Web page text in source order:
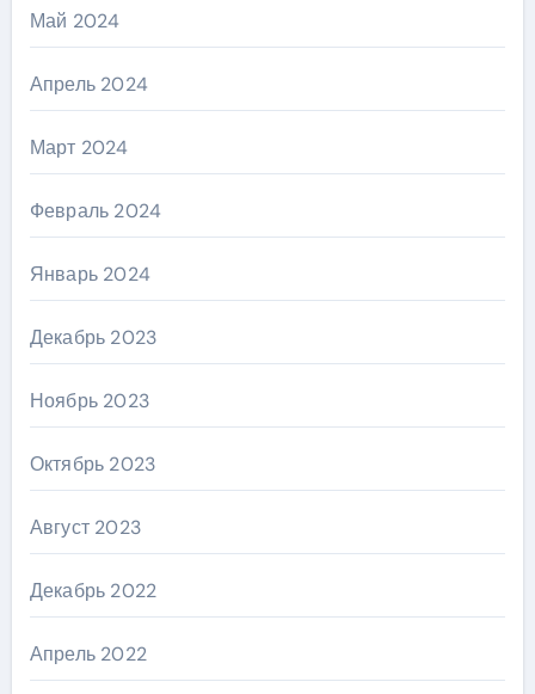
Май 2024
Апрель 2024
Март 2024
Февраль 2024
Январь 2024
Декабрь 2023
Ноябрь 2023
Октябрь 2023
Август 2023
Декабрь 2022
Апрель 2022